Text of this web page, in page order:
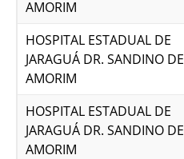
AMORIM
HOSPITAL ESTADUAL DE
JARAGUÁ DR. SANDINO DE
AMORIM
HOSPITAL ESTADUAL DE
JARAGUÁ DR. SANDINO DE
AMORIM